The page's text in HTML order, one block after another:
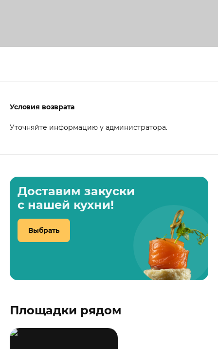
Условия возврата
Уточняйте информацию у администратора.
Доставим закуски
с нашей кухни!
Выбрать
Площадки рядом